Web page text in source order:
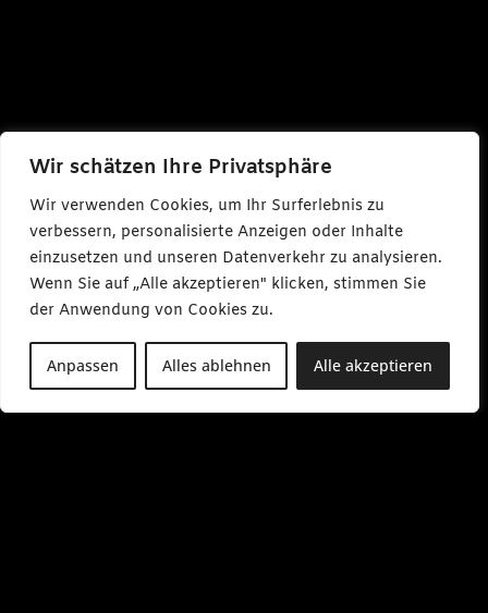
Wir schätzen Ihre Privatsphäre
Wir verwenden Cookies, um Ihr Surferlebnis zu
verbessern, personalisierte Anzeigen oder Inhalte
einzusetzen und unseren Datenverkehr zu analysieren.
Wenn Sie auf „Alle akzeptieren" klicken, stimmen Sie
der Anwendung von Cookies zu.
Anpassen Alles ablehnen Alle akzeptieren